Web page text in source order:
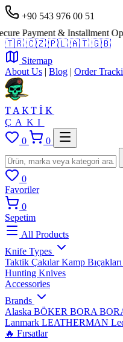
+90 543 976 00 51
& Installment Options |
🇹🇷 🇨🇿 🇵🇱 🇦🇹 🇬🇧
Sitemap
About Us | Blog | Order
TAKTİK
ÇAKI
0
0
0
Favoriler
0
Sepetim
All Products
Knife Types
Taktik ÇakılarKamp Bıçakları
Hunting Knives
Accessories
Brands
Alaska BÖKER BORA
Lanmark LEATHERMAN
🔥 Fırsatlar